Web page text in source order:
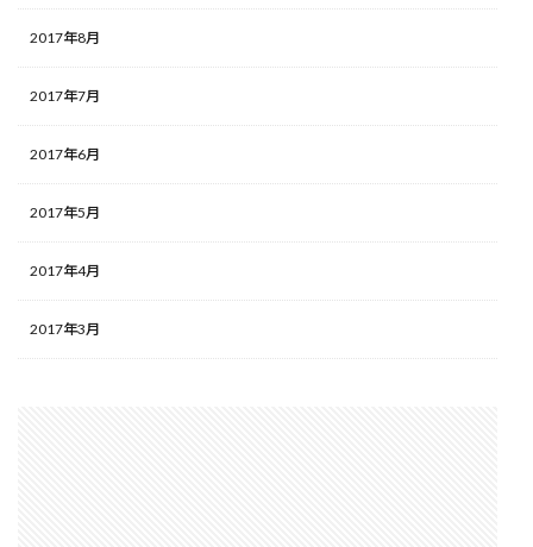
2017年8月
2017年7月
2017年6月
2017年5月
2017年4月
2017年3月